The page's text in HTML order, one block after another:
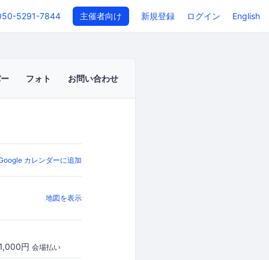
5291-7844 主催者向け 新規登録 ログイン English
フォト お問い合わせ
カレンダーに追加
地図を表示
円 会場払い